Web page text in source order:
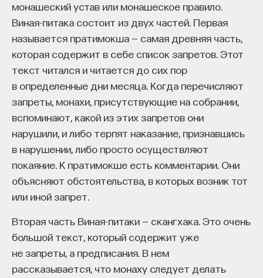
монашеский устав или монашеское правило.
Виная-питака состоит из двух частей. Первая
называется пратимокша — самая древняя часть,
которая содержит в себе список запретов. Этот
текст читался и читается до сих пор
в определенные дни месяца. Когда перечисляют
запреты, монахи, присутствующие на собрании,
вспоминают, какой из этих запретов они
нарушили, и либо терпят наказание, признавшись
в нарушении, либо просто осуществляют
покаяние. К пратимокше есть комментарии. Они
объясняют обстоятельства, в которых возник тот
или иной запрет.
Вторая часть Виная-питаки — скангхака. Это очень
большой текст, который содержит уже
не запреты, а предписания. В нем
рассказывается, что монаху следует делать